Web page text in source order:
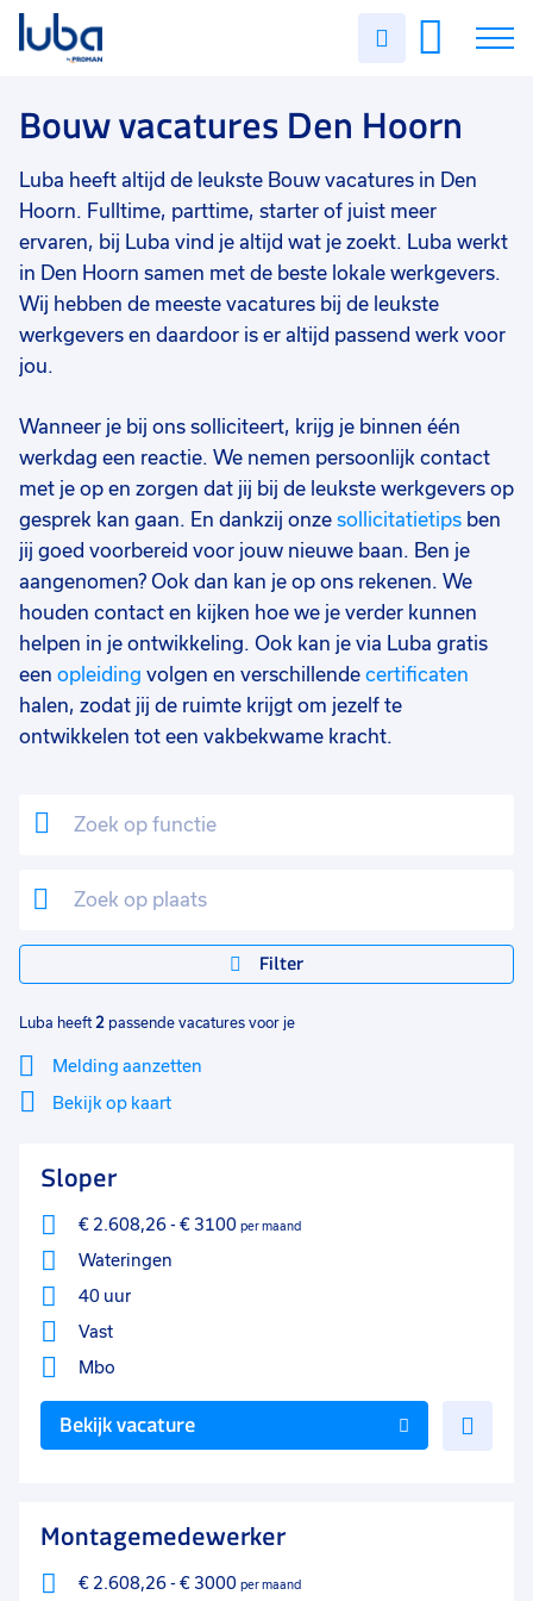
Uren
Vacatures
Over ons
Voor werkgevers
Contact
Bouw vacatures Den Hoorn
Luba heeft altijd de leukste Bouw vacatures in Den
Hoorn. Fulltime, parttime, starter of juist meer
ervaren, bij Luba vind je altijd wat je zoekt. Luba werkt
in Den Hoorn samen met de beste lokale werkgevers.
Wij hebben de meeste vacatures bij de leukste
werkgevers en daardoor is er altijd passend werk voor
jou.
Wanneer je bij ons solliciteert, krijg je binnen één
werkdag een reactie. We nemen persoonlijk contact
met je op en zorgen dat jij bij de leukste werkgevers op
gesprek kan gaan. En dankzij onze sollicitatietips ben
jij goed voorbereid voor jouw nieuwe baan. Ben je
aangenomen? Ook dan kan je op ons rekenen. We
houden contact en kijken hoe we je verder kunnen
helpen in je ontwikkeling. Ook kan je via Luba gratis
een opleiding volgen en verschillende certificaten
halen, zodat jij de ruimte krijgt om jezelf te
ontwikkelen tot een vakbekwame kracht.
Filter
Filter vacatures
Vakgebied 0
Bouw
Opleidingsniveau
Soort contract 0
Vast 2
Uitzicht op vast 2
Uren per week 0
37 - 40+ uur 2
Luba heeft 2 passende vacatures voor je
Melding aanzetten
Bekijk op kaart
Sluiten
Sloper
€ 2.608,26- € 3100 per maand
Wateringen
40 uur
Vast
Mbo
Bekijk vacature
Montagemedewerker
€ 2.608,26- € 3000 per maand